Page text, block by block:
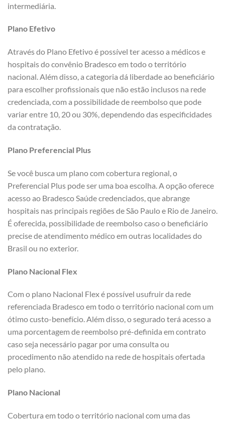
intermediária.
Plano Efetivo
Através do Plano Efetivo é possível ter acesso a médicos e
hospitais do convênio Bradesco em todo o território
nacional. Além disso, a categoria dá liberdade ao beneficiário
para escolher profissionais que não estão inclusos na rede
credenciada, com a possibilidade de reembolso que pode
variar entre 10, 20 ou 30%, dependendo das especificidades
da contratação.
Plano Preferencial Plus
Se você busca um plano com cobertura regional, o
Preferencial Plus pode ser uma boa escolha. A opção oferece
acesso ao Bradesco Saúde credenciados, que abrange
hospitais nas principais regiões de São Paulo e Rio de Janeiro.
É oferecida, possibilidade de reembolso caso o beneficiário
precise de atendimento médico em outras localidades do
Brasil ou no exterior.
Plano Nacional Flex
Com o plano Nacional Flex é possível usufruir da rede
referenciada Bradesco em todo o território nacional com um
ótimo custo-benefício. Além disso, o segurado terá acesso a
uma porcentagem de reembolso pré-definida em contrato
caso seja necessário pagar por uma consulta ou
procedimento não atendido na rede de hospitais ofertada
pelo plano.
Plano Nacional
Cobertura em todo o território nacional com uma das